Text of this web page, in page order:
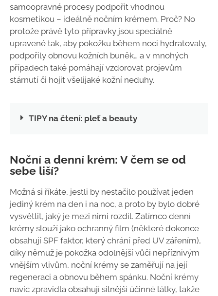
samoopravné procesy podpořit vhodnou
kosmetikou – ideálně nočním krémem. Proč? No
protože právě tyto přípravky jsou speciálně
upravené tak, aby pokožku během noci hydratovaly,
podpořily obnovu kožních buněk… a v mnohých
případech také pomáhají vzdorovat projevům
stárnutí či hojit všelijaké kožní neduhy.
TIPY na čtení: pleť a beauty
Noční a denní krém: V čem se od
sebe liší?
Možná si říkáte, jestli by nestačilo používat jeden
jediný krém na den i na noc, a proto by bylo dobré
vysvětlit, jaký je mezi nimi rozdíl. Zatímco denní
krémy slouží jako ochranný film (některé dokonce
obsahují SPF faktor, který chrání před UV zářením),
díky němuž je pokožka odolnější vůči nepříznivým
vnějším vlivům, noční krémy se zaměřují na její
regeneraci a obnovu během spánku. Noční krémy
navíc zpravidla obsahují silnější účinné látky, takže